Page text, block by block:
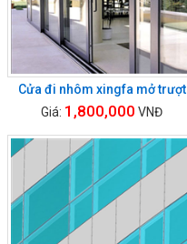
Cửa đi nhôm xingfa mở trượt
Giá: 1,800,000 VNĐ